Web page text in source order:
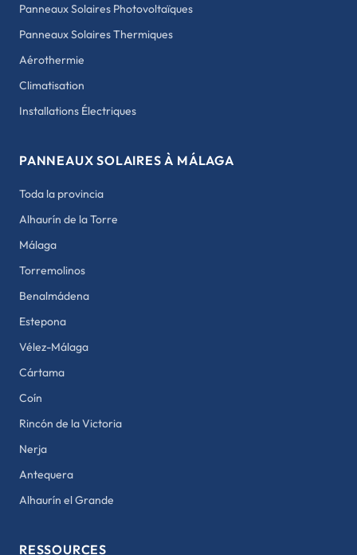
Panneaux Solaires Photovoltaïques
Panneaux Solaires Thermiques
Aérothermie
Climatisation
Installations Électriques
PANNEAUX SOLAIRES À MÁLAGA
Toda la provincia
Alhaurín de la Torre
Málaga
Torremolinos
Benalmádena
Estepona
Vélez-Málaga
Cártama
Coín
Rincón de la Victoria
Nerja
Antequera
Alhaurín el Grande
RESSOURCES